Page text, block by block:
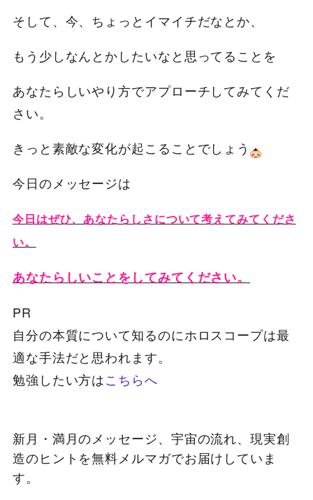
そして、今、ちょっとイマイチだなとか、
もう少しなんとかしたいなと思ってることを
あなたらしいやり方でアプローチしてみてくだ
さい。
きっと素敵な変化が起こることでしょう
今日のメッセージは
今日はぜひ、あなたらしさについて考えてみてくださ
い。
あなたらしいことをしてみてください。
PR
自分の本質について知るのにホロスコープは最
適な手法だと思われます。
勉強したい方はこちらへ
新月・満月のメッセージ、宇宙の流れ、現実創
造のヒントを無料メルマガでお届けしていま
す。